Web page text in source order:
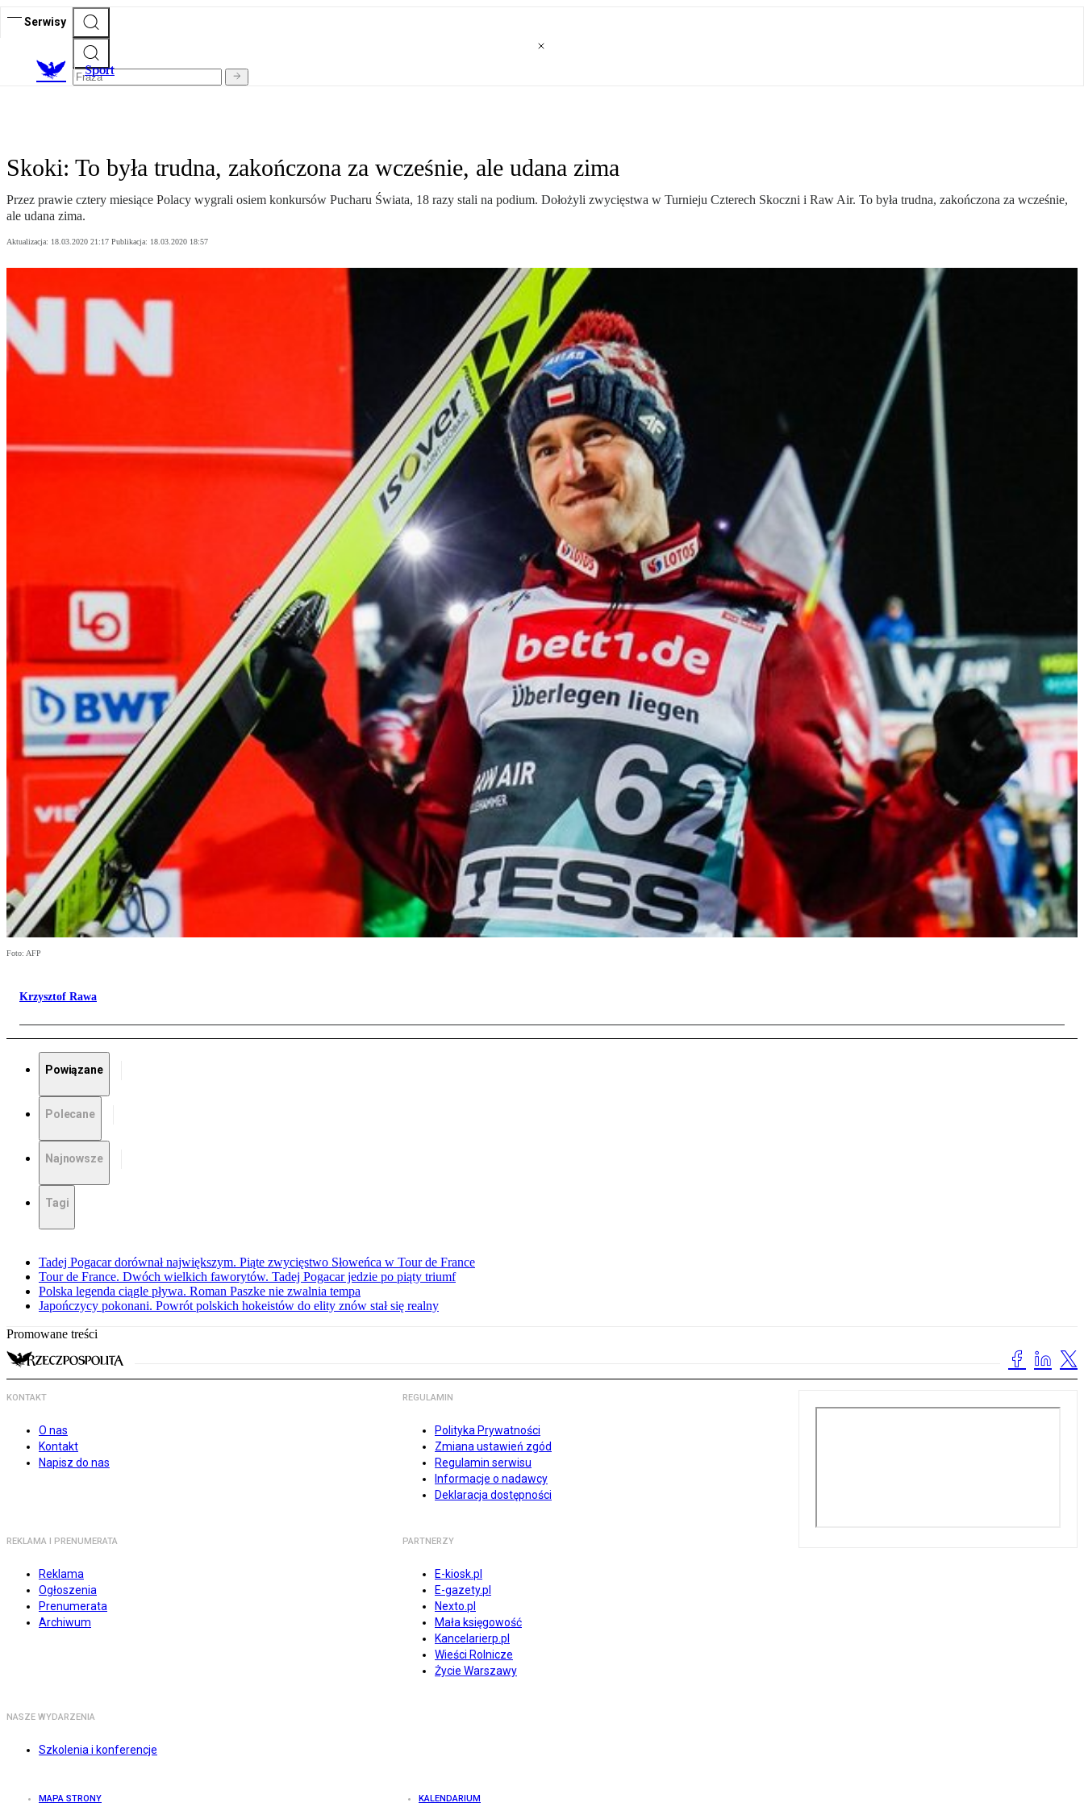
Serwisy
Sport
Skoki: To była trudna, zakończona za wcześnie, ale udana zima
Przez prawie cztery miesiące Polacy wygrali osiem konkursów Pucharu Świata, 18 razy stali na podium. Dołożyli zwycięstwa w Turnieju Czterech Skoczni i Raw Air. To była trudna, zakończona za wcześnie,
ale udana zima.
Aktualizacja: 18.03.2020 21:17 Publikacja: 18.03.2020 18:57
Foto: AFP
Krzysztof Rawa
Powiązane
Polecane
Najnowsze
Tagi
Tadej Pogacar dorównał największym. Piąte zwycięstwo Słoweńca w Tour de France
Tour de France. Dwóch wielkich faworytów. Tadej Pogacar jedzie po piąty triumf
Polska legenda ciągle pływa. Roman Paszke nie zwalnia tempa
Japończycy pokonani. Powrót polskich hokeistów do elity znów stał się realny
Promowane treści
KONTAKT
O nas
Kontakt
Napisz do nas
REGULAMIN
Polityka Prywatności
Zmiana ustawień zgód
Regulamin serwisu
Informacje o nadawcy
Deklaracja dostępności
REKLAMA I PRENUMERATA
Reklama
Ogłoszenia
Prenumerata
Archiwum
PARTNERZY
E-kiosk.pl
E-gazety.pl
Nexto.pl
Mała księgowość
Kancelarierp.pl
Wieści Rolnicze
Życie Warszawy
NASZE WYDARZENIA
Szkolenia i konferencje
MAPA STRONY KALENDARIUM